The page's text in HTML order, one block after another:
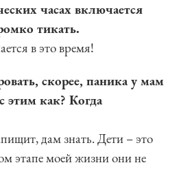
часах включается
тикать.
в это время!
скорее, паника у мам
как? Когда
дам знать. Дети – это
этапе моей жизни они не